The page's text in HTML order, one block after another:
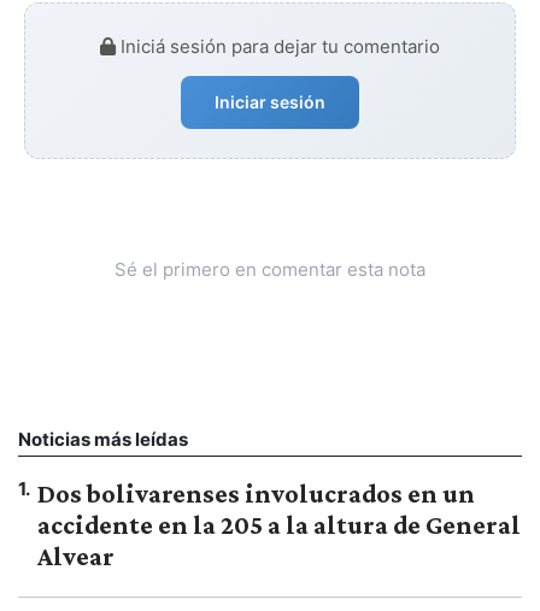
Iniciá sesión para dejar tu comentario
Iniciar sesión
Sé el primero en comentar esta nota
Noticias más leídas
1. Dos bolivarenses involucrados en un
accidente en la 205 a la altura de General
Alvear